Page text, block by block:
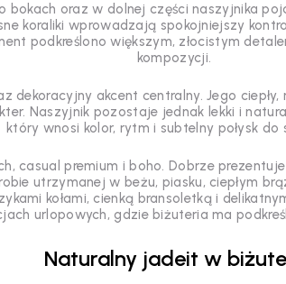
bokach oraz w dolnej części naszyjnika
koraliki wprowadzają spokojniejszy
podkreślono większym, złocistym
kompozycji.
dekoracyjny akcent centralny. Jego
Naszyjnik pozostaje jednak lekki i
który wnosi kolor, rytm i subtelny połysk do
casual premium i boho. Dobrze
utrzymanej w beżu, piasku, ciepłym
kołami, cienką bransoletką i
urlopowych, gdzie biżuteria ma
Naturalny jadeit w